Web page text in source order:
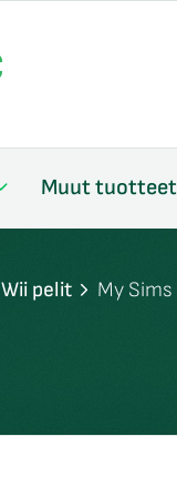
Muut tuotteet
Wii pelit My